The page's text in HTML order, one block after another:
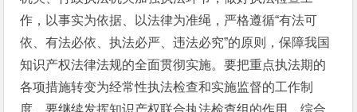
作，以事实为依据、以法律为准绳，严格遵循“有法可
依、有法必依、执法必严、违法必究”的原则，保障我国
知识产权法律法规的全面贯彻实施。要把重点执法期的
各项措施转变为经常性执法检查和实施监督的工作制
度。要继续发挥知识产权联合执法检查组的作用，综合